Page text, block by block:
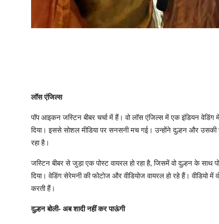
लॉस एंजिल्स
पॉप आइकन जस्टिन बीबर चर्चा में हैं। वो लॉस एंजिल्स में एक इंडियन
दिया। इससे सोशल मीडिया पर सनसनी मच गई। उन्होंने दुल्हन और
रहा है।
जस्टिन बीबर से जुड़ा एक पोस्ट वायरल हो रहा है, जिसमें वो दुल्हन के
दिया। वेडिंग सेरेमनी की फोटोज और वीडियोज वायरल हो रहे हैं।
करती हैं।
दुल्हन बोली- अब शादी नहीं कर पाऊंगी